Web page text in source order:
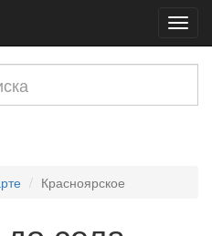
Красноярское